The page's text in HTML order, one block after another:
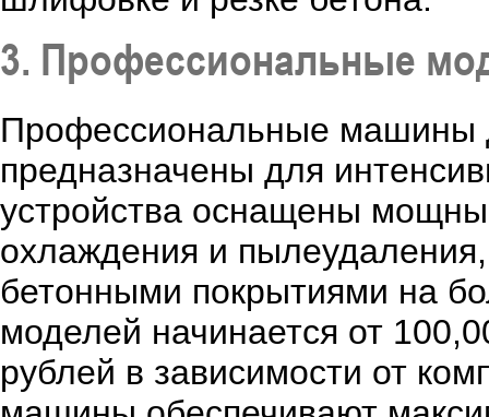
3. Профессиональные
Профессиональные машины
предназначены для
устройства оснащены
охлаждения и
бетонными покрытиями на
моделей начинается от
рублей в зависимости от